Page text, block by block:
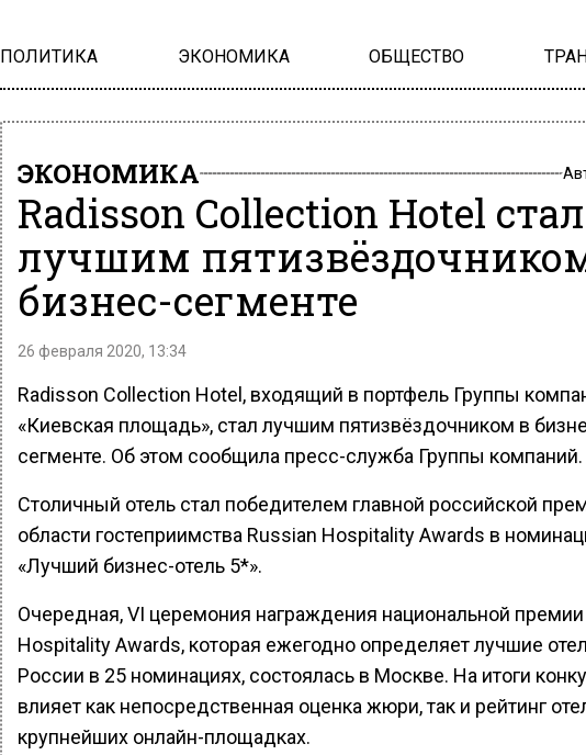
ПОЛИТИКА ЭКОНОМИКА ОБЩЕСТВО
ЭКОНОМИКА
Radisson Collection Hotel стал
лучшим
бизнес-сегменте
26 февраля 2020, 13:34
Radisson Collection Hotel, входящий в портфель Группы
«Киевская площадь», стал лучшим пятизвёздочником в
сегменте. Об этом сообщила пресс-служба Группы компаний.
Столичный отель стал победителем главной российской
области гостеприимства Russian Hospitality Awards в
«Лучший бизнес-отель 5*».
Очередная, VI церемония награждения национальной
Hospitality Awards, которая ежегодно определяет лучшие
России в 25 номинациях, состоялась в Москве. На итоги
влияет как непосредственная оценка жюри, так и рейтинг
крупнейших онлайн-площадках.